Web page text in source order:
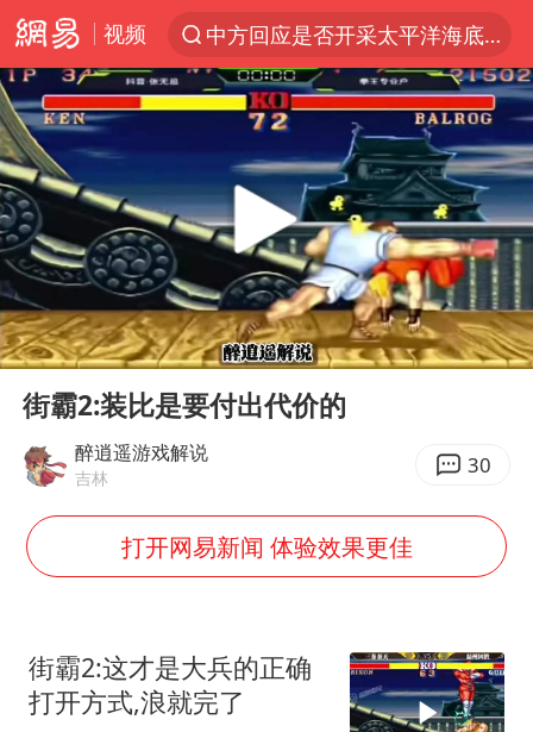
视频
中方回应是否开采太平洋海底稀土资源
以“新”破局 首发经济点亮城市消费活力
台风白海豚进入48小时警戒线
佛得角门将亮相智利俱乐部主场
看守所辅警收受10万获刑1年
宇树科技发行价格150.80元/股
CIA被曝已秘密设立古巴工作组
泰国一女公务员妆容引争议 本人回应
U17国足1分钟轰2球
台风白海豚影响中国已成定局
外交部发言人就广岛核爆81周年等答记者问
吉林一“温度计大楼”读数爆表
多地要求领导干部带头休假
Play
00:00 00:23
街霸2:装比是要付出代价的
醉逍遥游戏解说
吉林 30
打开网易新闻 体验效果更佳
街霸2:这才是大兵的正确
打开方式,浪就完了